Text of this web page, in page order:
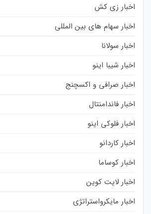
اخبار زی کش
اخبار سهام های بین المللی
اخبار سولانا
اخبار شیبا اینو
اخبار صرافی و اکسچنج
اخبار فاندامنتال
اخبار فلوکی اینو
اخبار کاردانو
اخبار کوساما
اخبار لایت کوین
اخبار مایکرواستراتژی